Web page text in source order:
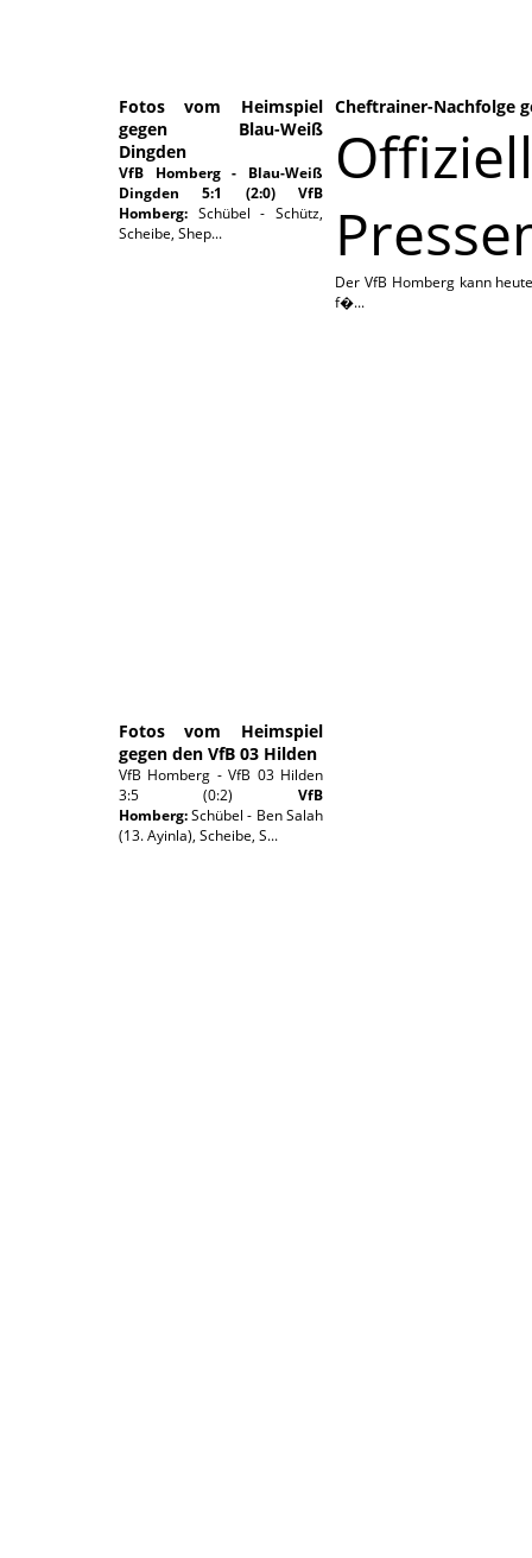
Fotos vom Heimspiel
gegen Blau-Weiß
Dingden
VfB Homberg - Blau-Weiß
Dingden 5:1 (2:0)
VfB
Homberg: Schübel - Schütz,
Scheibe, Shep...
Cheftrainer-Nachfolge
Der VfB Homberg kann
f�...
Fotos vom Heimspiel
gegen den VfB 03 Hilden
VfB Homberg - VfB 03 Hilden
3:5 (0:2) VfB
Homberg:Schübel - Ben Salah
(13. Ayinla), Scheibe, S...